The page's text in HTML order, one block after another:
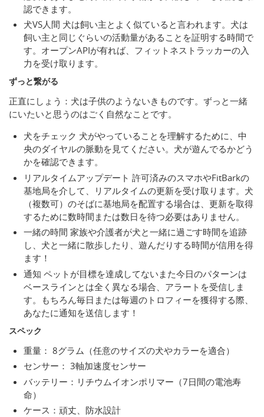
認できます。
犬VS人間 犬は飼い主とよく似ていると言われます。犬は
飼い主と同じぐらいの活動量があることを証明する時間で
す。オープンAPIが有れば、フィットネストラッカーの入
力を受け取ります。
ずっと繋がる
正直にしょう：犬は子供のようないきものです。ずっと一緒
にいたいと思うのはごく自然なことです。
犬をチェック 犬がやっていることを理解するために、中
央のダイヤルの脈動を見てください。犬が遊んでるかどう
かを確認できます。
リアルタイムアップデート 許可済みのスマホやFitBarkの
基地局を介して、リアルタイムの更新を受け取ります。犬
（複数可）のそばに基地局を配置する場合は、更新を取得
するために数時間または数日を待つ必要はありません。
一緒の時間 家族や介護者が犬と一緒に過ごす時間を追跡
し、犬と一緒に散歩したり、遊んだりする時間が信用を得
ます！
通知 ペットが目標を達成してないまた今日のパターンは
ベースラインとは全く異なる場合、アラートを受信しま
す。もちろん毎日または毎週のトロフィーを獲得する際、
あなたに通知を送信します！
スペック
重量： 8グラム（任意のサイズの犬やカラーを適合）
センサー： 3軸加速度センサー
バッテリー：リチウムイオンポリマー（7日間の電池寿
命）
ケース：頑丈、防水設計